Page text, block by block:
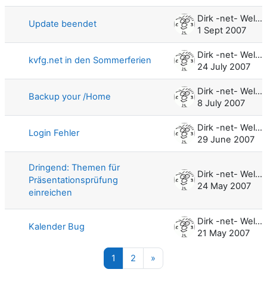
Update beendet
Dirk -net- Weller
1 Sept 2007
kvfg.net in den Sommerferien
Dirk -net- Weller
24 July 2007
Backup your /Home
Dirk -net- Weller
8 July 2007
Login Fehler
Dirk -net- Weller
29 June 2007
Dringend: Themen für
Präsentationsprüfung
einreichen
Dirk -net- Weller
24 May 2007
Kalender Bug
Dirk -net- Weller
21 May 2007
1 Page 1
2 Page 2
»